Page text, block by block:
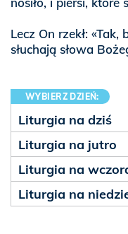
Lecz On rzekł: «Tak,
słuchają słowa
WYBIERZ DZIEŃ:
Liturgia na dziś
Liturgia na jutro
Liturgia na
Liturgia na